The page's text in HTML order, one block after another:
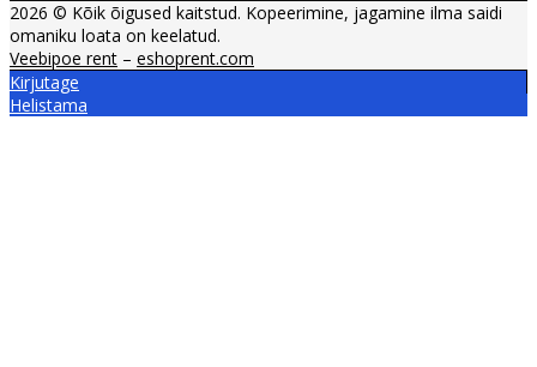
2026 © Kõik õigused kaitstud. Kopeerimine, jagamine ilma saidi
omaniku loata on keelatud.
Veebipoe rent – eshoprent.com
Kirjutage
Helistama